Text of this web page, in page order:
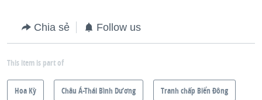
Chia sẻ Follow us
This item is part of
Hoa Kỳ Châu Á-Thái Bình Dương Tranh chấp Biển Đông